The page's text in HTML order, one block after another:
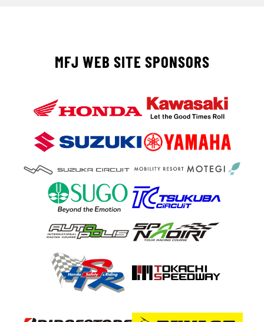
MFJ WEB SITE SPONSORS